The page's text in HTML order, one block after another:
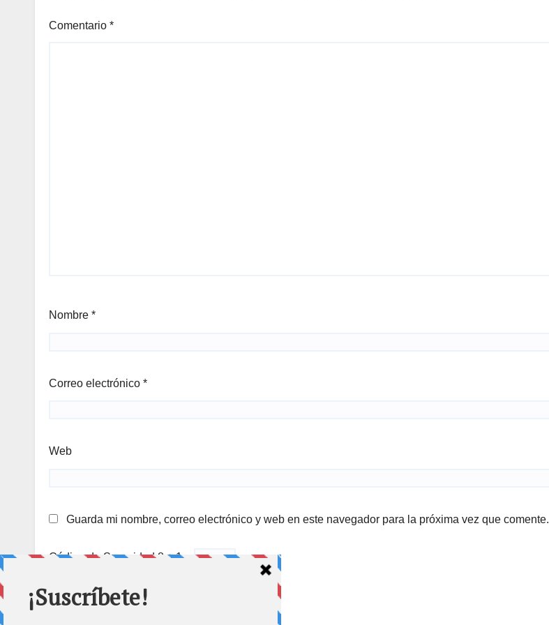
Comentario *
Nombre *
Correo electrónico *
Web
Guarda mi nombre, correo electrónico y web en este navegador para la próxima vez que comente.
Código de Seguridad 8 + 1 =